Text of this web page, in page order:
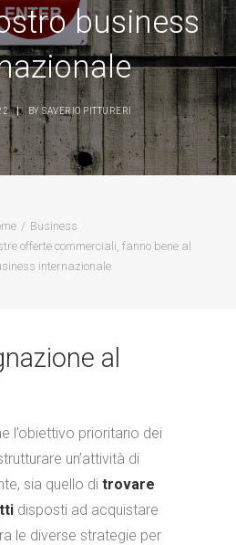
Contatti
Ricerca
business
| BYSAVERIO PITTURERI
Business
offerte commerciali, fanno bene al
internazionale
al
l’obiettivo prioritario dei
un’attività di
sia quello di trovare
disposti ad acquistare
le diverse strategie per